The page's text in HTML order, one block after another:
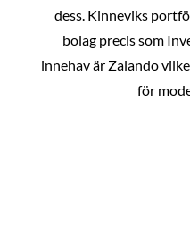
dess. Kinneviks
bolag precis som
innehav är Zalando
för